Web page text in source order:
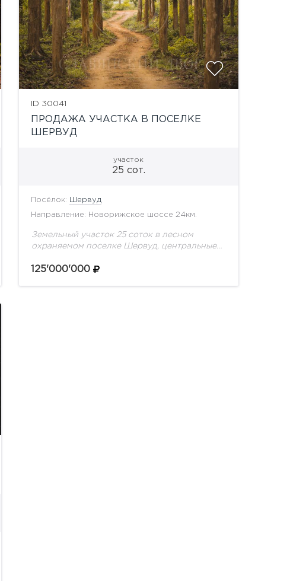
ID 30041
ПРОДАЖА УЧАСТКА В ПОСЕЛКЕ
ШЕРВУД
участок
25 сот.
Посёлок: Шервуд
Направление: Новорижское шоссе 24км.
Земельный участок 25 соток в лесном
охраняемом поселке Шервуд, центральные
125'000'000